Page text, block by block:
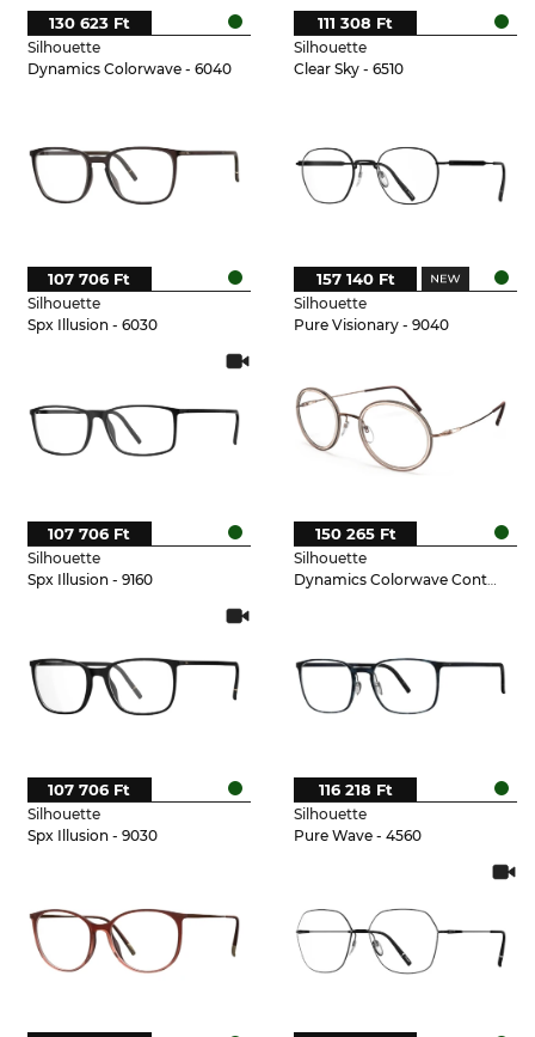
Silhouette
Dynamics Colorwave - 6040
130 623 Ft
Silhouette
Clear Sky - 6510
111 308 Ft
Silhouette
Spx Illusion - 6030
107 706 Ft
Silhouette
Pure Visionary - 9040
157 140 Ft
Silhouette
Spx Illusion - 9160
107 706 Ft
Silhouette
Dynamics Colorwave Contour - 3531
150 265 Ft
Silhouette
Spx Illusion - 9030
107 706 Ft
Silhouette
Pure Wave - 4560
116 218 Ft